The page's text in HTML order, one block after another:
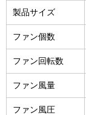
製品サイズ
ファン個数
ファン回転数
ファン風量
ファン風圧